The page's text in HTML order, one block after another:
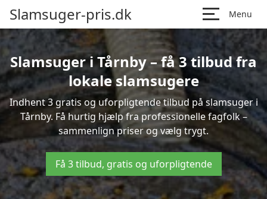
Slamsuger-pris.dk Menu
Slamsuger i Tårnby – få 3 tilbud fra
lokale slamsugere
Indhent 3 gratis og uforpligtende tilbud på slamsuger i
Tårnby. Få hurtig hjælp fra professionelle fagfolk –
sammenlign priser og vælg trygt.
Få 3 tilbud, gratis og uforpligtende